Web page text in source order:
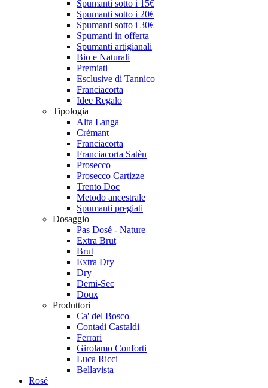
Spumanti sotto i 15€
Spumanti sotto i 20€
Spumanti sotto i 30€
Spumanti in offerta
Spumanti artigianali
Bio e Naturali
Premiati
Esclusive di Tannico
Franciacorta
Idee Regalo
Tipologia
Alta Langa
Crémant
Franciacorta
Franciacorta Satèn
Prosecco
Prosecco Cartizze
Trento Doc
Metodo ancestrale
Spumanti pregiati
Dosaggio
Pas Dosé - Nature
Extra Brut
Brut
Extra Dry
Dry
Demi-Sec
Doux
Produttori
Ca' del Bosco
Contadi Castaldi
Ferrari
Girolamo Conforti
Luca Ricci
Bellavista
Rosé